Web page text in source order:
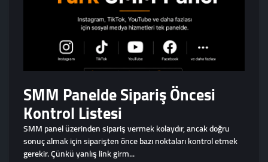
SMM Panelde Sipariş Öncesi
Kontrol Listesi
SMM panel üzerinden sipariş vermek kolaydır, ancak doğru
sonuç almak için siparişten önce bazı noktaları kontrol etmek
gerekir. Çünkü yanlış link girm...